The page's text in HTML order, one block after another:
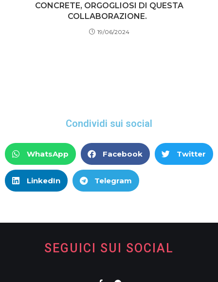
CONCRETE, ORGOGLIOSI DI QUESTA
COLLABORAZIONE.
19/06/2024
Condividi sui social
WhatsApp Facebook Twitter
LinkedIn Telegram
SEGUICI SUI SOCIAL